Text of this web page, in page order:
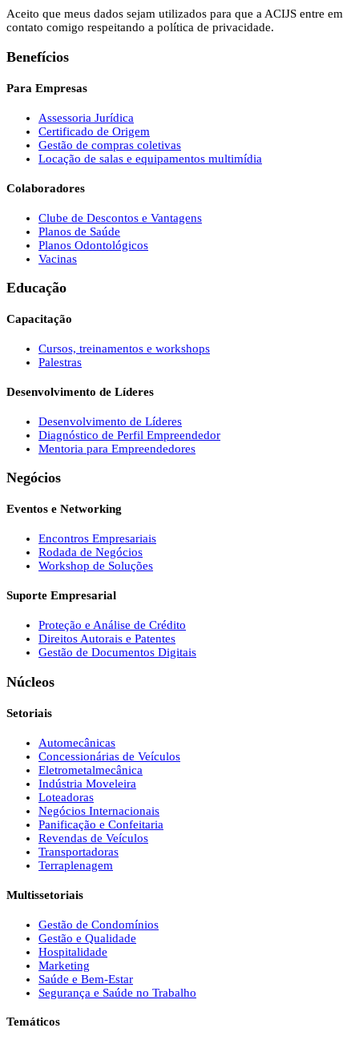
Aceito que meus dados sejam utilizados para que a ACIJS entre em
contato comigo respeitando a política de privacidade.
Benefícios
Para Empresas
Assessoria Jurídica
Certificado de Origem
Gestão de compras coletivas
Locação de salas e equipamentos multimídia
Colaboradores
Clube de Descontos e Vantagens
Planos de Saúde
Planos Odontológicos
Vacinas
Educação
Capacitação
Cursos, treinamentos e workshops
Palestras
Desenvolvimento de Líderes
Desenvolvimento de Líderes
Diagnóstico de Perfil Empreendedor
Mentoria para Empreendedores
Negócios
Eventos e Networking
Encontros Empresariais
Rodada de Negócios
Workshop de Soluções
Suporte Empresarial
Proteção e Análise de Crédito
Direitos Autorais e Patentes
Gestão de Documentos Digitais
Núcleos
Setoriais
Automecânicas
Concessionárias de Veículos
Eletrometalmecânica
Indústria Moveleira
Loteadoras
Negócios Internacionais
Panificação e Confeitaria
Revendas de Veículos
Transportadoras
Terraplenagem
Multissetoriais
Gestão de Condomínios
Gestão e Qualidade
Hospitalidade
Marketing
Saúde e Bem-Estar
Segurança e Saúde no Trabalho
Temáticos